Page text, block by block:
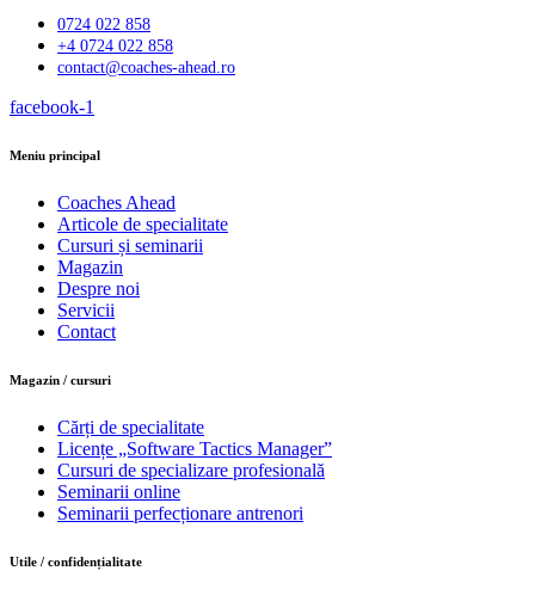
0724 022 858
+4 0724 022 858
contact@coaches-ahead.ro
facebook-1
Meniu principal
Coaches Ahead
Articole de specialitate
Cursuri și seminarii
Magazin
Despre noi
Servicii
Contact
Magazin / cursuri
Cărți de specialitate
Licențe „Software Tactics Manager”
Cursuri de specializare profesională
Seminarii online
Seminarii perfecționare antrenori
Utile / confidențialitate